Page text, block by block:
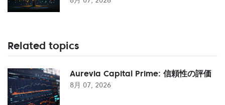
Related topics
Aurevia Capital Prime: 信頼性の評価
8月 07, 2026